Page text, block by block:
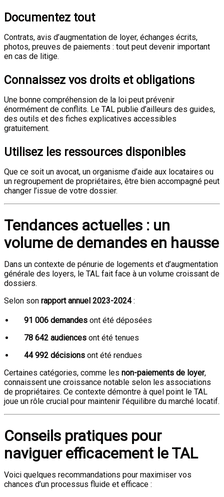
Documentez tout
Contrats, avis d’augmentation de loyer, échanges écrits,
photos, preuves de paiements : tout peut devenir important
en cas de litige.
Connaissez vos droits et obligations
Une bonne compréhension de la loi peut prévenir
énormément de conflits. Le TAL publie d’ailleurs des guides,
des outils et des fiches explicatives accessibles
gratuitement.
Utilisez les ressources disponibles
Que ce soit un avocat, un organisme d’aide aux locataires ou
un regroupement de propriétaires, être bien accompagné peut
changer l’issue de votre dossier.
Tendances actuelles : un
volume de demandes en hausse
Dans un contexte de pénurie de logements et d’augmentation
générale des loyers, le TAL fait face à un volume croissant de
dossiers.
Selon son rapport annuel 2023-2024:
91 006 demandes ont été déposées
78 642 audiences ont été tenues
44 992 décisions ont été rendues
Certaines catégories, comme les non-paiements de loyer,
connaissent une croissance notable selon les associations
de propriétaires. Ce contexte démontre à quel point le TAL
joue un rôle crucial pour maintenir l’équilibre du marché locatif.
Conseils pratiques pour
naviguer efficacement le TAL
Voici quelques recommandations pour maximiser vos
chances d’un processus fluide et efficace :